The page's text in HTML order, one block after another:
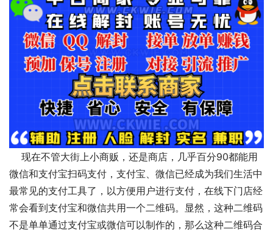
现在不管大街上小商贩，还是商店，几乎百分90都能用
微信和支付宝扫码支付，支付宝、微信已经成为我们生活中
最常见的支付工具了，以方便用户进行支付，在线下门店经
常会看到支付宝和微信共用一个二维码。显然，这种二维码
不是单单通过支付宝或微信可以制作的，那么这种二维码合